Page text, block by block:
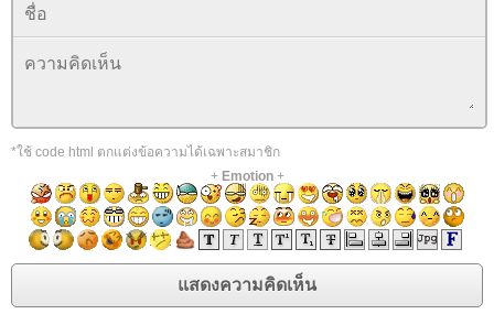
*ใช้ code html ตกแต่งข้อความได้เฉพาะสมาชิก
+ Emotion+